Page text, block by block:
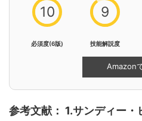
10
必須度(6版)
9
技能解説度
Amazon
参考文献： 1.サンディー